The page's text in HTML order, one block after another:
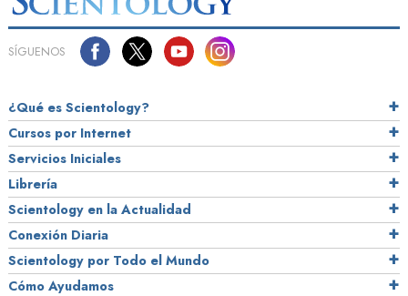
SÍGUENOS
¿Qué es Scientology?
Cursos por Internet
Servicios Iniciales
Librería
Scientology en la Actualidad
Conexión Diaria
Scientology por Todo el Mundo
Cómo Ayudamos